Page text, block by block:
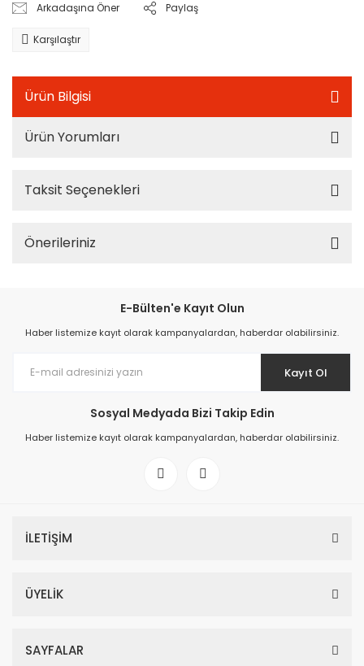
Arkadaşına Öner Paylaş
Karşılaştır
Ürün Bilgisi
Ürün Yorumları
Taksit Seçenekleri
Önerileriniz
E-Bülten'e Kayıt Olun
Haber listemize kayıt olarak kampanyalardan, haberdar olabilirsiniz.
Kayıt Ol
Sosyal Medyada Bizi Takip Edin
Haber listemize kayıt olarak kampanyalardan, haberdar olabilirsiniz.
İLETİŞİM
ÜYELİK
SAYFALAR